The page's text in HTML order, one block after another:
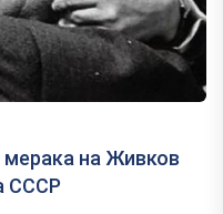
мерака на Живков
СССР